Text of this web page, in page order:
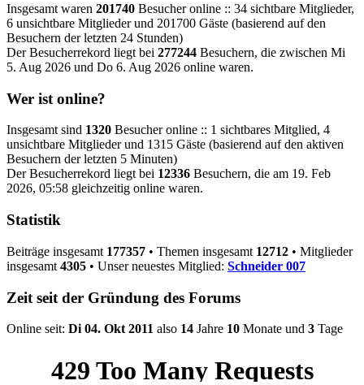
Insgesamt waren 201740 Besucher online :: 34 sichtbare Mitglieder,
6 unsichtbare Mitglieder und 201700 Gäste (basierend auf den
Besuchern der letzten 24 Stunden)
Der Besucherrekord liegt bei 277244 Besuchern, die zwischen Mi
5. Aug 2026 und Do 6. Aug 2026 online waren.
Wer ist online?
Insgesamt sind 1320 Besucher online :: 1 sichtbares Mitglied, 4
unsichtbare Mitglieder und 1315 Gäste (basierend auf den aktiven
Besuchern der letzten 5 Minuten)
Der Besucherrekord liegt bei 12336 Besuchern, die am 19. Feb
2026, 05:58 gleichzeitig online waren.
Statistik
Beiträge insgesamt 177357 • Themen insgesamt 12712 • Mitglieder
insgesamt 4305 • Unser neuestes Mitglied: Schneider 007
Zeit seit der Gründung des Forums
Online seit: Di 04. Okt 2011 also 14 Jahre 10 Monate und 3 Tage